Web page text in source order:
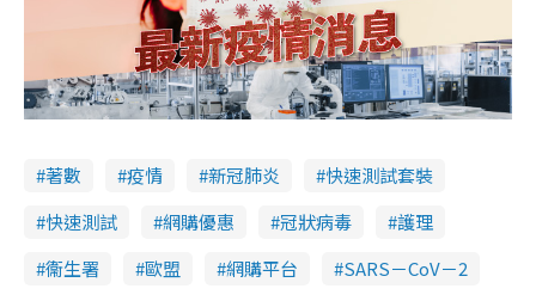
著數 疫情 新冠肺炎
快速測試套裝
快速測試
網購優惠 冠狀病毒
護理
衞生署
歐盟 網購平台 SARS－CoV－2